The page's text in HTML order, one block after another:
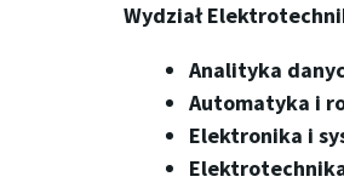
Wydział
Analityka
Automatyka i
Elektronika i